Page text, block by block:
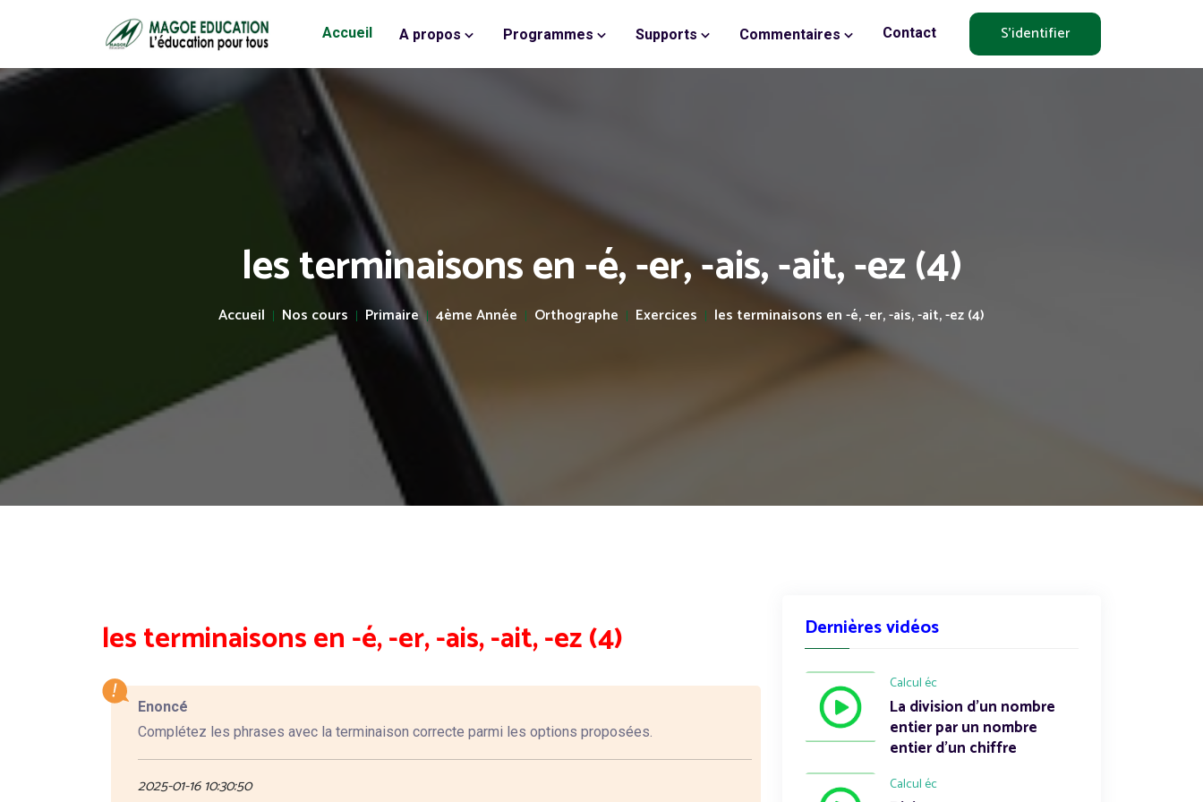
Accueil A propos Programmes Supports Commentaires Contact S'identifier
les terminaisons en -é, -er, -ais, -ait, -ez (4)
Accueil Nos cours Primaire 4ème Année Orthographe Exercices les terminaisons en -é, -er, -ais, -ait, -ez (4)
les terminaisons en -é, -er, -ais, -ait, -ez (4)
Enoncé
Complétez les phrases avec la terminaison correcte parmi les options proposées.
2025-01-16 10:30:50
Dernières vidéos
Calcul éc
La division d'un nombre
entier par un nombre
entier d'un chiffre
Calcul éc